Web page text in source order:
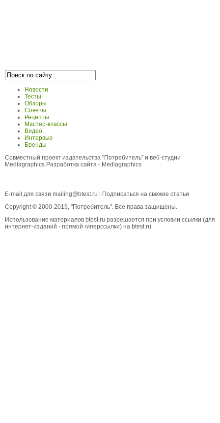
Новости
Тесты
Обзоры
Советы
Рецепты
Мастер-классы
Видео
Интервью
Бренды
Совместный проект издательства "Потребитель" и веб-студии
Mediagraphics Разработка сайта - Mediagraphics
E-mail для связи mailing@btest.ru | Подписаться на свежие статьи
Copyright © 2000-2019, "Потребитель". Все права защищены.
Использование материалов btest.ru разрешается при условии ссылки (для
интернет-изданий - прямой гиперссылки) на btest.ru